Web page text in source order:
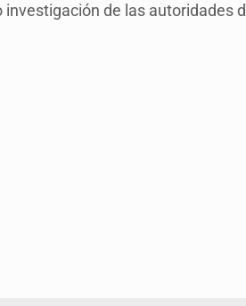
de las autoridades